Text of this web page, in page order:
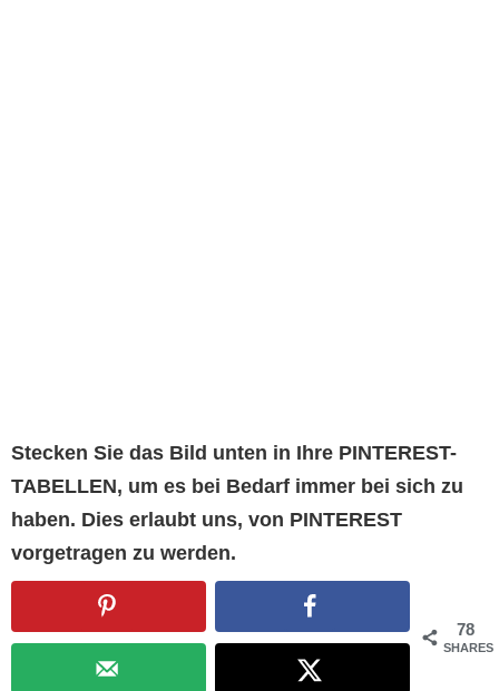
Stecken Sie das Bild unten in Ihre PINTEREST-
TABELLEN, um es bei Bedarf immer bei sich zu
haben. Dies erlaubt uns, von PINTEREST
vorgetragen zu werden.
78
SHARES